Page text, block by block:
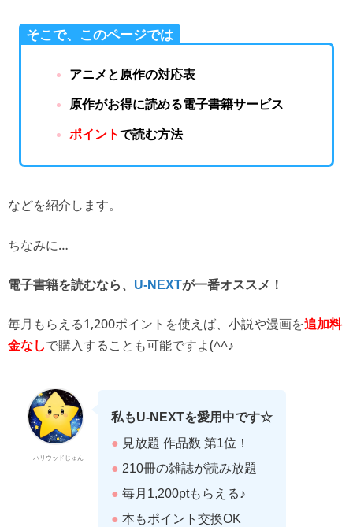
そこで、このページでは
アニメと原作の対応表
原作がお得に読める電子書籍サービス
ポイントで読む方法
などを紹介します。
ちなみに…
電子書籍を読むなら、 U-NEXTが一番オススメ！
毎月もらえる1,200ポイントを使えば、 小説や漫画を追加料
金なしで購入することも可能ですよ(^^♪
ハリウッドじゅん
私もU-NEXTを愛用中です☆
● 見放題 作品数 第1位！
● 210冊の雑誌が読み放題
● 毎月1,200ptもらえる♪
● 本もポイント交換OK